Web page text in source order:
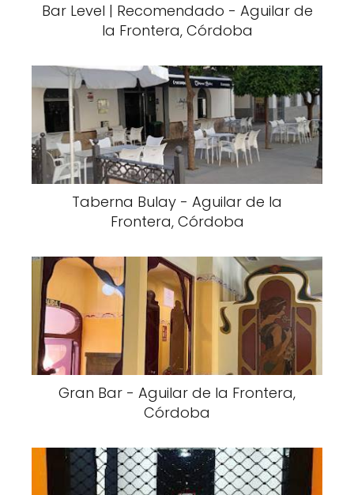
Bar Level | Recomendado - Aguilar de
la Frontera, Córdoba
Taberna Bulay - Aguilar de la
Frontera, Córdoba
Gran Bar - Aguilar de la Frontera,
Córdoba